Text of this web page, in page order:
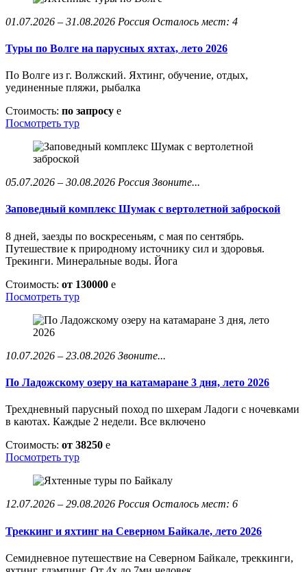
01.07.2026 – 31.08.2026 Россия Осталось мест: 4
Туры по Волге на парусных яхтах, лето 2026
По Волге из г. Волжский. Яхтинг, обучение, отдых,
уединенные пляжи, рыбалка
Стоимость: по запросу e
Посмотреть тур
05.07.2026 – 30.08.2026 Россия Звоните...
Заповедный комплекс Шумак с вертолетной заброской
8 дней, заезды по воскресеньям, с мая по сентябрь.
Путешествие к природному источнику сил и здоровья.
Трекинги. Минеральные воды. Йога
Стоимость: от 130000 e
Посмотреть тур
10.07.2026 – 23.08.2026 Звоните...
По Ладожскому озеру на катамаране 3 дня, лето 2026
Трехдневный парусный поход по шхерам Ладоги с ночевками
в каютах. Каждые 2 недели. Все включено
Стоимость: от 38250 e
Посмотреть тур
12.07.2026 – 29.08.2026 Россия Осталось мест: 6
Треккинг и яхтинг на Северном Байкале, лето 2026
Семидневное путешествие на Северном Байкале, треккинги,